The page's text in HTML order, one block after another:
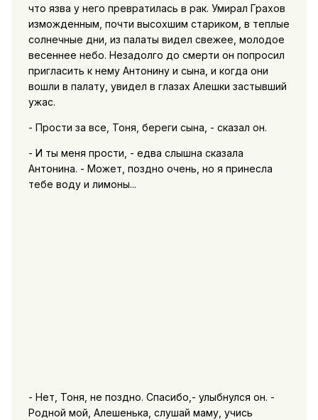
что язва у него превратилась в рак. Умирал Грахов
изможденным, почти высохшим стариком, в теплые
солнечные дни, из палаты видел свежее, молодое
весеннее небо. Незадолго до смерти он попросил
пригласить к нему Антонину и сына, и когда они
вошли в палату, увидел в глазах Алешки застывший
ужас.
- Прости за все, Тоня, береги сына, - сказал он.
- И ты меня прости, - едва слышна сказала
Антонина. - Может, поздно очень, но я принесла
тебе воду и лимоны...
- Нет, Тоня, не поздно. Спасибо,- улыбнулся он. -
Родной мой, Алешенька, слушай маму, учись